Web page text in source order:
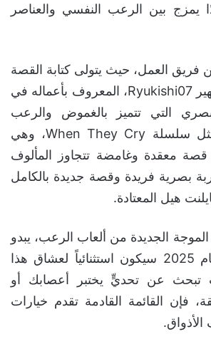
يمزج بين الرعب النفسي والعناصر
من فريق العمل، حيث يتولى كتابة القصة
الكاتب الياباني الشهير Ryukishi07، المعروف بأعماله في
التي تتميز بالغموض والرعب
النفسي العميق، مثل سلسلة When They Cry، وهي
قصة معقدة وغامضة تتجاوز المألوف
بصرية فريدة وقصة جديدة بالكامل
هيل المعتادة.
الجديدة من ألعاب الرعب، يبدو
أن ما تبقى من عام 2025 سيكون استثنائياً لعشاق هذا
تبحث عن تحديٍّ يختبر أعصابك أو
فإن القائمة القادمة تقدم خيارات